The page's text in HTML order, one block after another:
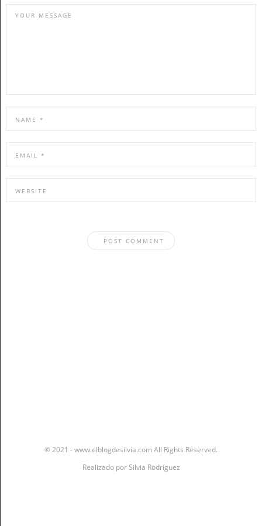
© 2021 - www.elblogdesilvia.com All Rights Reserved.
Realizado porSilvia Rodríguez